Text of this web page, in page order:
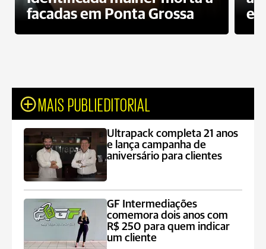
facadas em Ponta Grossa
MAIS PUBLIEDITORIAL
Ultrapack completa 21 anos
e lança campanha de
aniversário para clientes
GF Intermediações
comemora dois anos com
R$ 250 para quem indicar
um cliente